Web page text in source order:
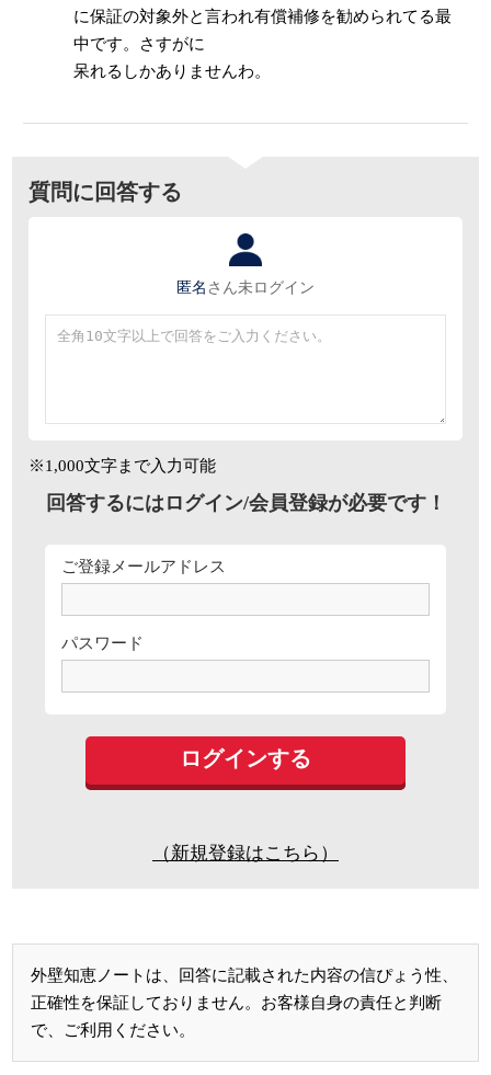
に保証の対象外と言われ有償補修を勧められてる最
中です。さすがに
呆れるしかありませんわ。
質問に回答する
匿名 さん未ログイン
※1,000文字まで入力可能
回答するにはログイン/会員登録が必要です！
ご登録メールアドレス
パスワード
（新規登録はこちら）
外壁知恵ノートは、回答に記載された内容の信ぴょう性、
正確性を保証しておりません。お客様自身の責任と判断
で、ご利用ください。